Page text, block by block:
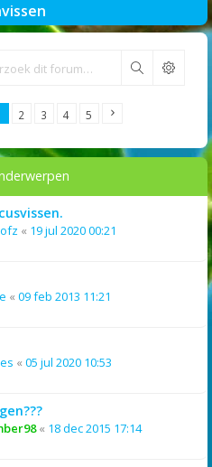
Zoek
2 3 4 5
« 19 jul 2020 00:21
« 09 feb 2013 11:21
« 05 jul 2020 10:53
« 18 dec 2015 17:14